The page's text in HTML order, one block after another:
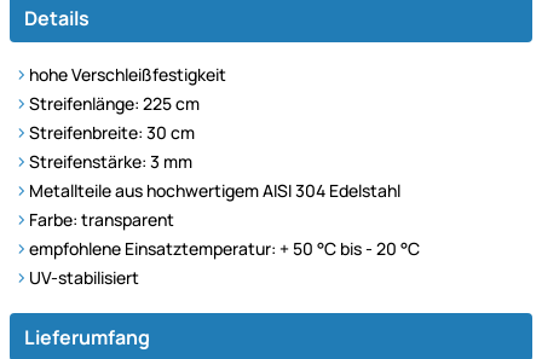
Details
hohe Verschleißfestigkeit
Streifenlänge: 225 cm
Streifenbreite: 30 cm
Streifenstärke: 3 mm
Metallteile aus hochwertigem AISI 304 Edelstahl
Farbe: transparent
empfohlene Einsatztemperatur: + 50 °C bis - 20 °C
UV-stabilisiert
Lieferumfang